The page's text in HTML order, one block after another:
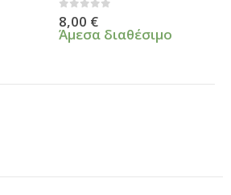
0 από 5
8,00 €
Άμεσα διαθέσιμο